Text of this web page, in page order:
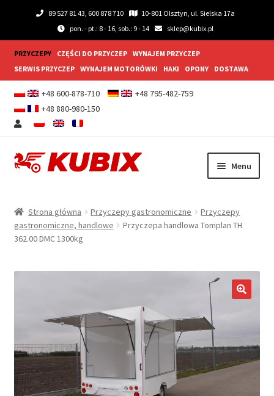
89 527 81 43, 600 878 710
10-801 Olsztyn, ul. Sielska 17a
pon. - pt.: 8 - 16, sob.: 9 - 14
sklep@kubix.pl
PRZYCZEPY CZĘŚCI DO PRZYCZEP
WYNAJEM PRZYCZEP
SERWIS PRZYCZEP
WYNAJEM MOTORÓWKI HAKI OPONY DOSTAWA
+48 600-878-710
+48 795-482-759
+48 880-980-150
Przejdź
Przejdź
Menu
Przyczepy gastronomiczne
Rozwiń
menu
Promocje
Kontakt
Strona główna Przyczepy gastronomiczne
Przyczepy
gastronomiczne, handlowe
Przyczepa handlowa Tomplan TH
362.00 DMC 1300kg